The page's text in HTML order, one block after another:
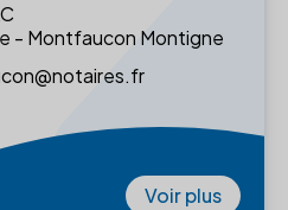
- Montfaucon Montigne
Voir plus